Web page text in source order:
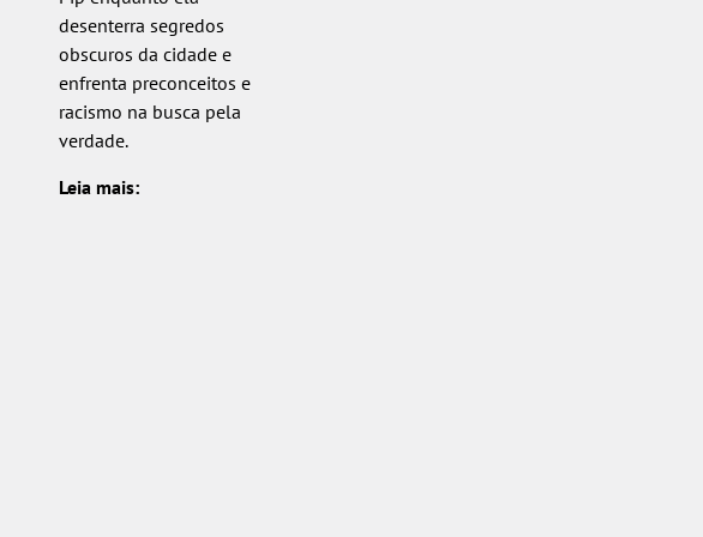
desenterra segredos
obscuros da cidade e
enfrenta preconceitos e
racismo na busca pela
verdade.
Leia mais: